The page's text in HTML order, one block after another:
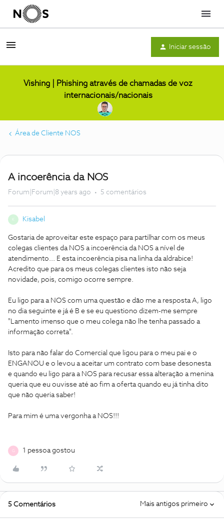
Menu
Iniciar sessão
Vishing | Phishing através de chamadas de voz
internacionais/nacionais
Área de Cliente NOS
A incoerência da NOS
Forum|Forum|8 years ago 5 comentários
Kisabel
Gostaria de aproveitar este espaço para partilhar com os meus
colegas clientes da NOS a incoerência da NOS a nível de
atendimento... E esta incoerência pisa na linha da aldrabice!
Acredito que para os meus colegas clientes isto não seja
novidade, pois, comigo ocorre sempre.
Eu ligo para a NOS com uma questão e dão me a resposta A, ligo
no dia seguinte e já é B e se eu questiono dizem-me sempre
"Lamento imenso que o meu colega não lhe tenha passado a
informação correta".
Isto para não falar do Comercial que ligou para o meu pai e o
ENGANOU e o levou a aceitar um contrato com base desonesta
e quando eu ligo para a NOS para recusar essa alteração a menina
queria que eu ouvisse até ao fim a oferta quando eu já tinha dito
que não queria saber!
Para mim é uma vergonha a NOS!!!
G 1 pessoa gostou
5 Comentários Mais antigos primeiro